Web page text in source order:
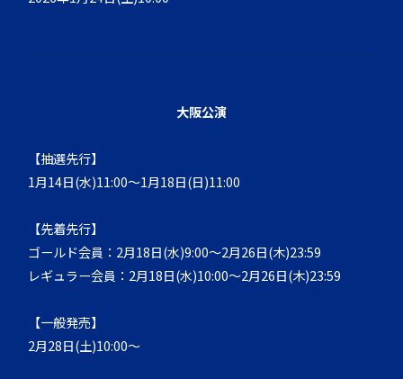
大阪公演
【抽選先行】
1月14日(水)11:00～1月18日(日)11:00
【先着先行】
ゴールド会員：2月18日(水)9:00～2月26日(木)23:59
レギュラー会員：2月18日(水)10:00～2月26日(木)23:59
【一般発売】
2月28日(土)10:00～